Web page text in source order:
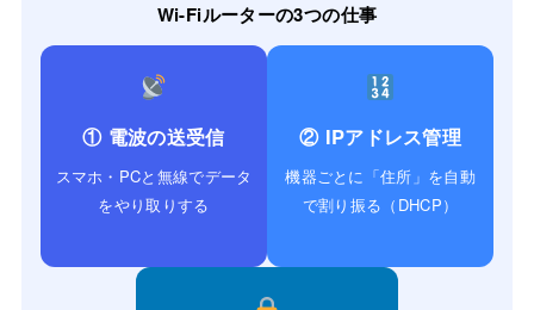
Wi-Fiルーターの3つの仕事
① 電波の送受信
スマホ・PCと無線でデータ
をやり取りする
② IPアドレス管理
機器ごとに「住所」を自動
で割り振る（DHCP）